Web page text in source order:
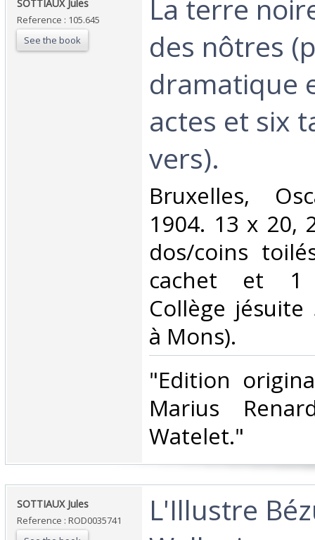
‎SOTTIAUX Jules‎
Reference : 105.645
See the book
‎La terre
des nôtres
dramatique
actes et six
vers).‎
‎Bruxelles,
1904. 13 x 20,
dos/coins
cachet et 1
Collège jésuite
à Mons).‎
‎"Edition
Marius
Watelet."‎
‎SOTTIAUX Jules‎
Reference : ROD0035741
‎L'Illustre